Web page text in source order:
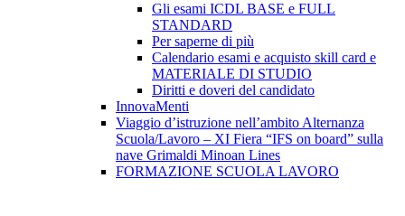
Gli esami ICDL BASE e FULL
STANDARD
Per saperne di più
Calendario esami e acquisto skill card e
MATERIALE DI STUDIO
Diritti e doveri del candidato
InnovaMenti
Viaggio d’istruzione nell’ambito Alternanza
Scuola/Lavoro – XI Fiera “IFS on board” sulla
nave Grimaldi Minoan Lines
FORMAZIONE SCUOLA LAVORO